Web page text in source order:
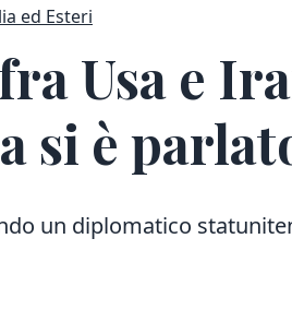
ed Esteri
Usa e
si è
un diplomatico